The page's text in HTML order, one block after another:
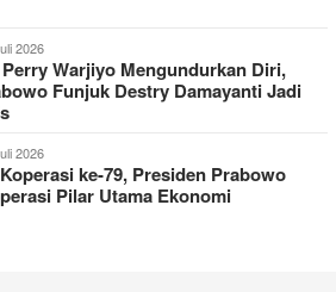
2026
Warjiyo Mengundurkan Diri,
Funjuk Destry Damayanti Jadi
2026
ke-79, Presiden Prabowo
Pilar Utama Ekonomi